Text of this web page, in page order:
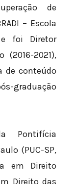
de
– Escola
foi Diretor
(2016-2021),
de conteúdo
graduação
Pontifícia
(PUC-SP,
em Direito
Direito das